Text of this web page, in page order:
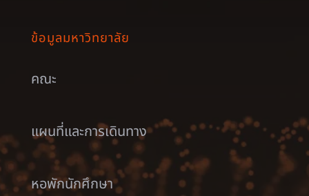
ข้อมูลมหาวิทยาลัย
คณะ
แผนที่และการเดินทาง
หอพักนักศึกษา